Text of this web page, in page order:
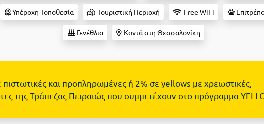
Υπέροχη Τοποθεσία Τουριστική Περιοχή Free WiFi
Γενέθλια Κοντά στη Θεσσαλονίκη
και προπληρωμένες ή 2% σε yellows με χρεωστικές,
της Τράπεζας Πειραιώς που συμμετέχουν στο πρόγραμμα